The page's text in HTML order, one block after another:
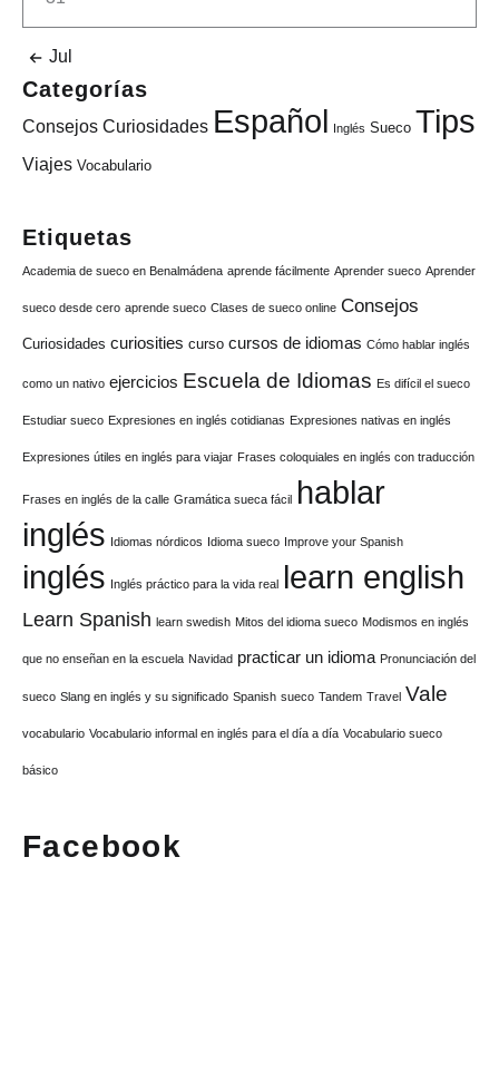
Jul
Categorías
Consejos Curiosidades Español Inglés Sueco Tips
Viajes Vocabulario
Etiquetas
Academia de sueco en Benalmádena aprende fácilmente Aprender sueco Aprender
sueco desde cero aprende sueco Clases de sueco online Consejos
Curiosidades curiosities curso cursos de idiomas Cómo hablar inglés
como un nativo ejercicios Escuela de Idiomas Es difícil el sueco
Estudiar sueco Expresiones en inglés cotidianas Expresiones nativas en inglés
Expresiones útiles en inglés para viajar Frases coloquiales en inglés con traducción
Frases en inglés de la calle Gramática sueca fácil hablar
inglés Idiomas nórdicos Idioma sueco Improve your Spanish
inglés Inglés práctico para la vida real learn english
Learn Spanish learn swedish Mitos del idioma sueco Modismos en inglés
que no enseñan en la escuela Navidad practicar un idioma Pronunciación del
sueco Slang en inglés y su significado Spanish sueco Tandem Travel Vale
vocabulario Vocabulario informal en inglés para el día a día Vocabulario sueco
básico
Facebook